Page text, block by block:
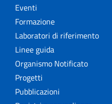
Eventi
Formazione
Laboratori di riferimento
Linee guida
Organismo Notificato
Progetti
Pubblicazioni